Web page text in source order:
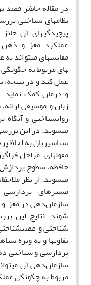
در مقاله حاضر قصد
نظام­های شناختی
پیچیدگی­های آن
عملکرد مغز و ذهن
های مربوط به
عمل کند و در
و درمان کمک ­نماید.
زبان و موسیقی
روان­شناختی و
شناسی­زبان به ‌لحاظ
مقوله­ای، مراحل
حافظه، سطوح
می­شوند. از ­نظر
مسیرهای
شناختی و
تفاوت­ها و به ‌ویژه
پردازشی و شناختی
سازمان‌دهی آن
مربوط به چگونگی